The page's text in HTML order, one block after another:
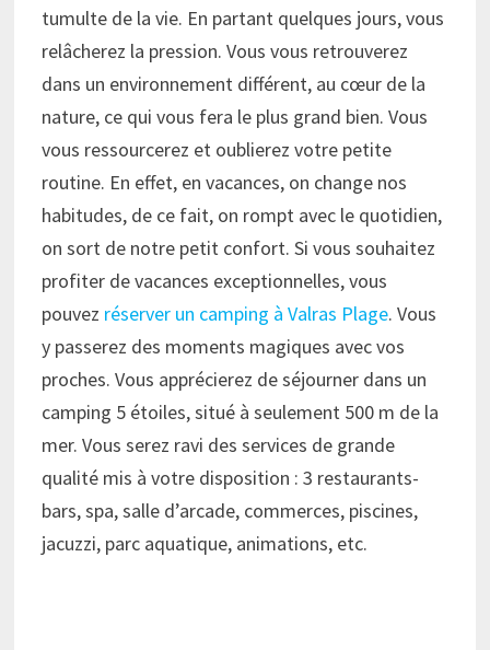
tumulte de la vie. En partant quelques jours, vous
relâcherez la pression. Vous vous retrouverez
dans un environnement différent, au cœur de la
nature, ce qui vous fera le plus grand bien. Vous
vous ressourcerez et oublierez votre petite
routine. En effet, en vacances, on change nos
habitudes, de ce fait, on rompt avec le quotidien,
on sort de notre petit confort. Si vous souhaitez
profiter de vacances exceptionnelles, vous
pouvez réserver un camping à Valras Plage. Vous
y passerez des moments magiques avec vos
proches. Vous apprécierez de séjourner dans un
camping 5 étoiles, situé à seulement 500 m de la
mer. Vous serez ravi des services de grande
qualité mis à votre disposition : 3 restaurants-
bars, spa, salle d’arcade, commerces, piscines,
jacuzzi, parc aquatique, animations, etc.